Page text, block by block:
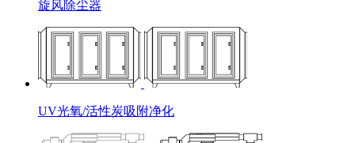
旋风除尘器
UV光氧/活性炭吸附净化